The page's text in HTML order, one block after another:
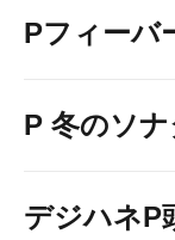
Pフィーバ
P 冬のソ
デジハネP